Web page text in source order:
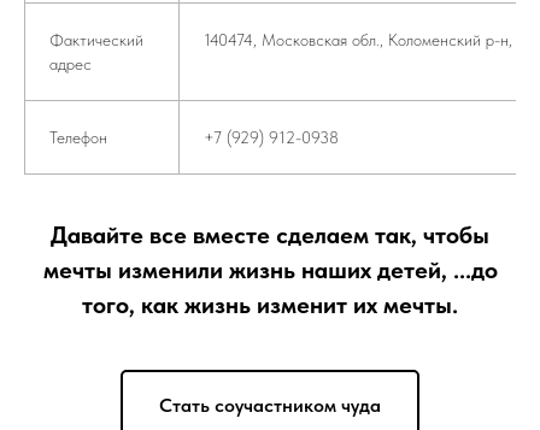
Фактический
адрес
140474, Московская обл., Коломенский р-н,
Телефон +7 (929) 912-0938
Давайте все вместе сделаем так, чтобы
мечты изменили жизнь наших детей, ...до
того, как жизнь изменит их мечты.
Стать соучастником чуда